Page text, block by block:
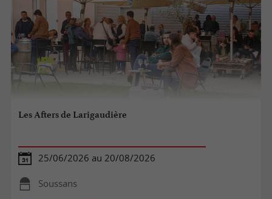
Les Afters de Larigaudière
25/06/2026 au 20/08/2026
Soussans